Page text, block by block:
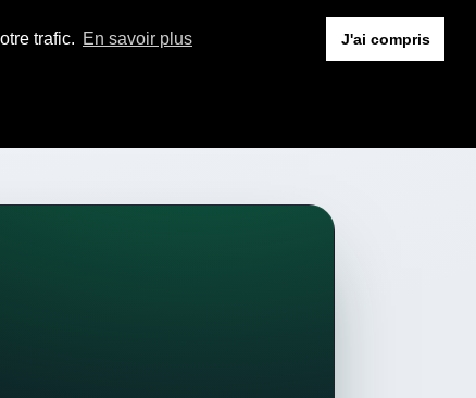
trafic. En savoir plus J'ai compris